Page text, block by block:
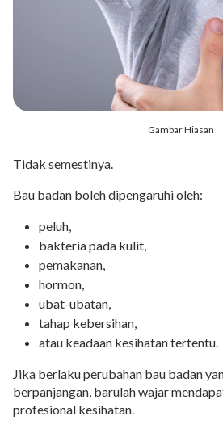
Gambar Hiasan
Tidak semestinya.
Bau badan boleh dipengaruhi oleh:
peluh,
bakteria pada kulit,
pemakanan,
hormon,
ubat-ubatan,
tahap kebersihan,
atau keadaan kesihatan tertentu.
Jika berlaku perubahan bau badan
berpanjangan, barulah wajar
profesional kesihatan.